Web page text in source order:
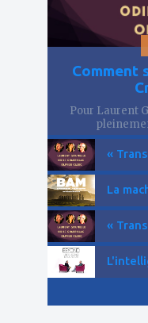
Comment
Pour Laurent
«
La
«